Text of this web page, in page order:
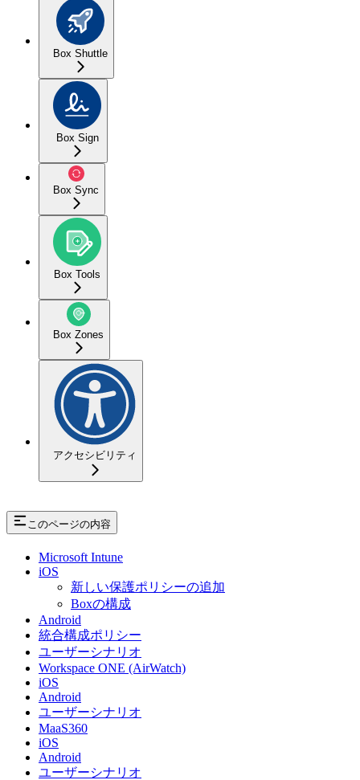
Box Shuttle
Box Sign
Box Sync
Box Tools
Box Zones
アクセシビリティ
このページの内容
Microsoft Intune
iOS
新しい保護ポリシーの追加
Boxの構成
Android
統合構成ポリシー
ユーザーシナリオ
Workspace ONE (AirWatch)
iOS
Android
ユーザーシナリオ
MaaS360
iOS
Android
ユーザーシナリオ